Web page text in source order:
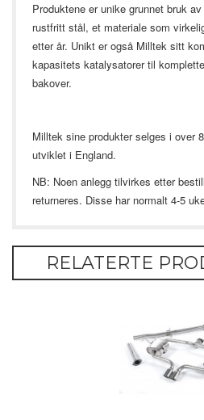
Produktene er unike grunnet bruk
rustfritt stål, et materiale som
etter år. Unikt er også Milltek sitt
kapasitets katalysatorer til
bakover.
Milltek sine produkter selges i over
utviklet i England.
NB: Noen anlegg tilvirkes etter
returneres. Disse har normalt 4-5
RELATERTE